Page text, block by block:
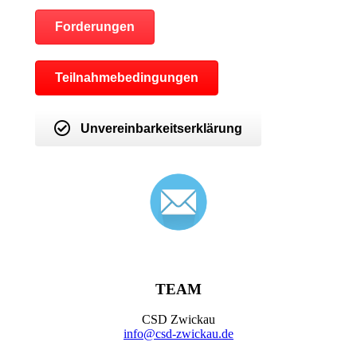
Forderungen
Teilnahmebedingungen
Unvereinbarkeitserklärung
TEAM
CSD Zwickau
info@csd-zwickau.de